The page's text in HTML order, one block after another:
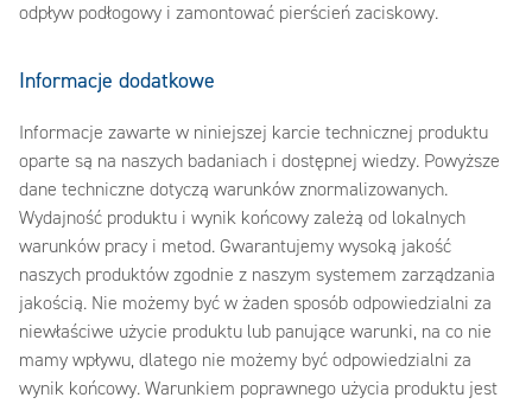
odpływ podłogowy i zamontować pierścień zaciskowy.
Informacje dodatkowe
Informacje zawarte w niniejszej karcie technicznej produktu
oparte są na naszych badaniach i dostępnej wiedzy. Powyższe
dane techniczne dotyczą warunków znormalizowanych.
Wydajność produktu i wynik końcowy zależą od lokalnych
warunków pracy i metod. Gwarantujemy wysoką jakość
naszych produktów zgodnie z naszym systemem zarządzania
jakością. Nie możemy być w żaden sposób odpowiedzialni za
niewłaściwe użycie produktu lub panujące warunki, na co nie
mamy wpływu, dlatego nie możemy być odpowiedzialni za
wynik końcowy. Warunkiem poprawnego użycia produktu jest